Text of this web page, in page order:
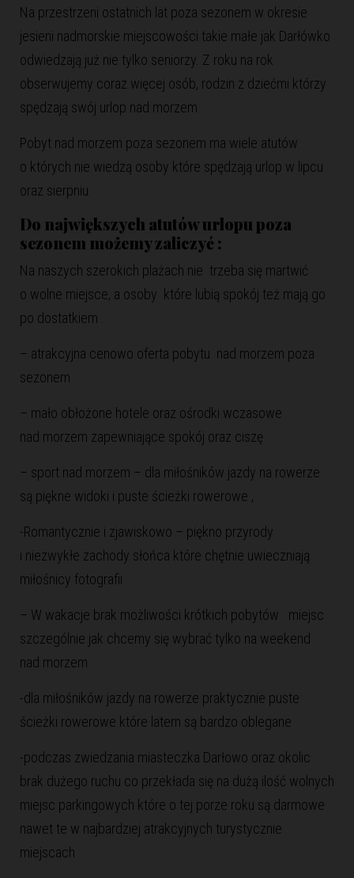
Na przestrzeni ostatnich lat poza sezonem w okresie
jesieni nadmorskie miejscowości takie małe jak Darłówko
odwiedzają już nie tylko seniorzy. Z roku na rok
obserwujemy coraz więcej osób, rodzin z dziećmi którzy
spędzają swój urlop nad morzem .
Pobyt nad morzem poza sezonem ma wiele atutów
o których nie wiedzą osoby które spędzają urlop w lipcu
oraz sierpniu.
Do największych atutów urlopu poza
sezonem możemy zaliczyć :
Na naszych szerokich plażach nie trzeba się martwić
o wolne miejsce, a osoby które lubią spokój też mają go
po dostatkiem .
– atrakcyjna cenowo oferta pobytu nad morzem poza
sezonem
– mało obłożone hotele oraz ośrodki wczasowe
nad morzem zapewniające spokój oraz ciszę
– sport nad morzem – dla miłośników jazdy na rowerze
są piękne widoki i puste ścieżki rowerowe ,
-Romantycznie i zjawiskowo – piękno przyrody
i niezwykłe zachody słońca które chętnie uwieczniają
miłośnicy fotografii
– W wakacje brak możliwości krótkich pobytów miejsc
szczególnie jak chcemy się wybrać tylko na weekend
nad morzem
-dla miłośników jazdy na rowerze praktycznie puste
ścieżki rowerowe które latem są bardzo oblegane
-podczas zwiedzania miasteczka Darłowo oraz okolic
brak dużego ruchu co przekłada się na dużą ilość wolnych
miejsc parkingowych które o tej porze roku są darmowe
nawet te w najbardziej atrakcyjnych turystycznie
miejscach